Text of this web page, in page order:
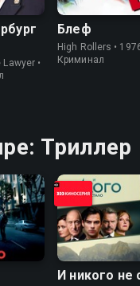
•
Блеф
High Rollers •
Криминал
Триллер
И никого не